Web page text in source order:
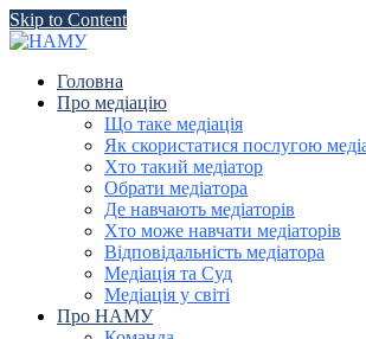
Skip to Content
Головна
Про медіацію
Що таке медіація
Як скористатися послугою
Хто такий медіатор
Обрати медіатора
Де навчають медіаторів
Хто може навчати медіаторів
Відповідальність медіатора
Медіація та Суд
Медіація у світі
Про НАМУ